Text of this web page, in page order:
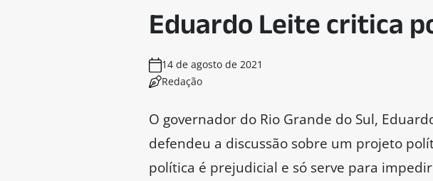
Eduardo Leite critica
14 de agosto de 2021
Redação
O governador do Rio Grande do Sul,
defendeu a discussão sobre um projeto
política é prejudicial e só serve para